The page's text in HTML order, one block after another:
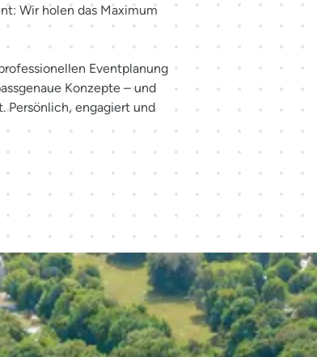
Wir holen das Maximum
Eventplanung
Konzepte – und
Persönlich, engagiert und